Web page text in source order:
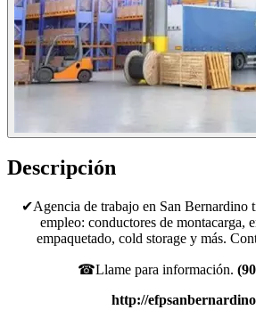
Descripción
✔Agencia de trabajo en San Bernardino
empleo: conductores de montacarga,
empaquetado, cold storage y más.
☎Llame para información.
http://